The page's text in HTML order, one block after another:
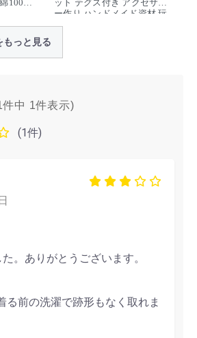
100%
ット テグス付き アクセサリ
ー作り ハンドメイド資材 玩
もっと見る
中 1件表示)
(1件)
。ありがとうございます。
る前の洗濯で跡形もなく取れま